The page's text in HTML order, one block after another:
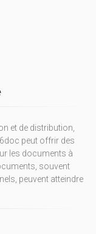
et de distribution,
peut offrir des
les documents à
souvent
peuvent atteindre